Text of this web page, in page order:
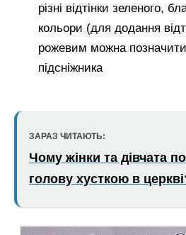
різні відтінки зеленого,
кольори (для додання
рожевим можна
підсніжника
ЗАРАЗ ЧИТАЮТЬ:
Чому жінки та дівчата
голову хусткою в